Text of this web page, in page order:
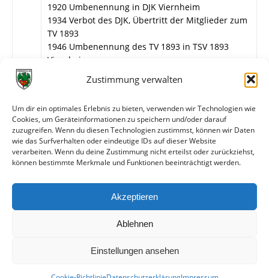
Zustimmung verwalten
Um dir ein optimales Erlebnis zu bieten, verwenden wir Technologien wie
Cookies, um Geräteinformationen zu speichern und/oder darauf
zuzugreifen. Wenn du diesen Technologien zustimmst, können wir Daten
wie das Surfverhalten oder eindeutige IDs auf dieser Website
verarbeiten. Wenn du deine Zustimmung nicht erteilst oder zurückziehst,
können bestimmte Merkmale und Funktionen beeinträchtigt werden.
Akzeptieren
Ablehnen
Einstellungen ansehen
1920 Umbenennung in DJK Viernheim
1934 Verbot des DJK, Übertritt der Mitglieder zum
TV 1893
1946 Umbenennung des TV 1893 in TSV 1893
Viernheim
1952 Neugründung des TV 1893 nach Austritt
einiger Mitglieder
2008 Fusion mit Amicitia Viernheim zum TSV
Amicitia Viernheim
Weitere Informationen
Spiele gegen die erste Mannschaft
Spiele gegen die zweite Mannschaft